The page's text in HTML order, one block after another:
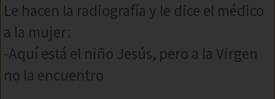
Le hacen la radiografía y le dice el médico
a la mujer:
-Aquí está el niño Jesús, pero a la Virgen
no la encuentro